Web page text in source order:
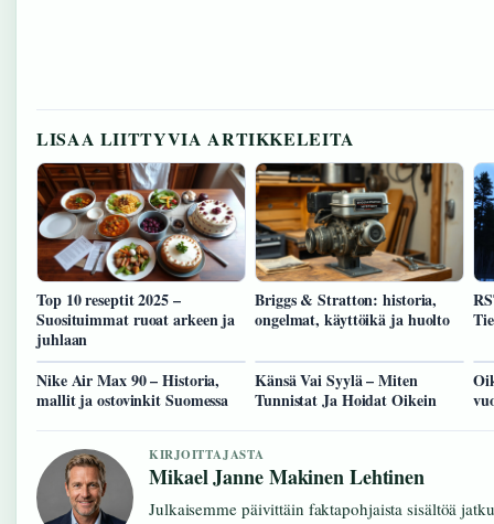
LISAA LIITTYVIA ARTIKKELEITA
Top 10 reseptit 2025 –
Suosituimmat ruoat arkeen ja
juhlaan
Briggs & Stratton: historia,
ongelmat, käyttöikä ja huolto
Nike Air Max 90 – Historia,
mallit ja ostovinkit Suomessa
Känsä Vai Syylä – Miten
Tunnistat Ja Hoidat Oikein
KIRJOITTAJASTA
Mikael Janne Makinen Lehtinen
Julkaisemme päivittäin faktapohjaista sisältöä